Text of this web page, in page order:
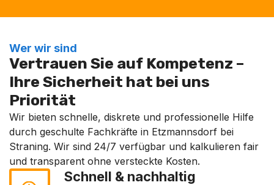
Wer wir sind
Vertrauen Sie auf Kompetenz –
Ihre Sicherheit hat bei uns
Priorität
Wir bieten schnelle, diskrete und professionelle Hilfe
durch geschulte Fachkräfte in Etzmannsdorf bei
Straning. Wir sind 24/7 verfügbar und kalkulieren fair
und transparent ohne versteckte Kosten.
Schnell & nachhaltig